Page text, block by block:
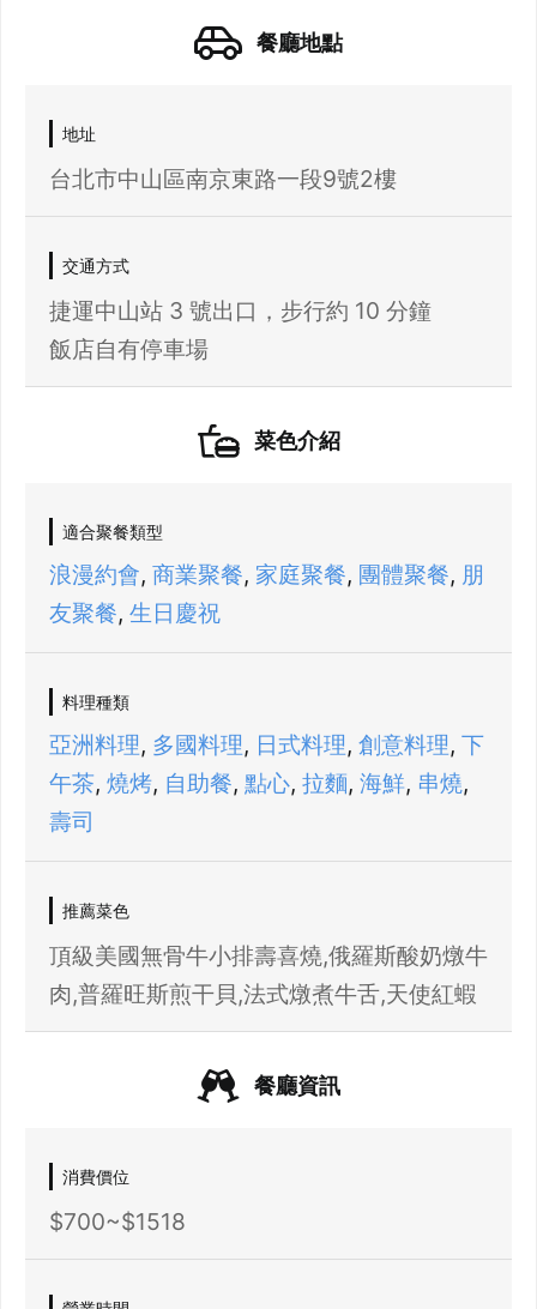
餐廳地點
地址
台北市中山區南京東路一段9號2樓
交通方式
捷運中山站 3 號出口，步行約 10 分鐘
飯店自有停車場
菜色介紹
適合聚餐類型
浪漫約會, 商業聚餐, 家庭聚餐, 團體聚餐, 朋
友聚餐, 生日慶祝
料理種類
亞洲料理, 多國料理, 日式料理, 創意料理, 下
午茶, 燒烤, 自助餐, 點心, 拉麵, 海鮮, 串燒,
壽司
推薦菜色
頂級美國無骨牛小排壽喜燒,俄羅斯酸奶燉牛
肉,普羅旺斯煎干貝,法式燉煮牛舌,天使紅蝦
餐廳資訊
消費價位
$700~$1518
先不要 確認